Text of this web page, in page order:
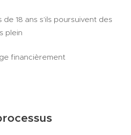
de 18 ans s'ils poursuivent des
plein
financièrement